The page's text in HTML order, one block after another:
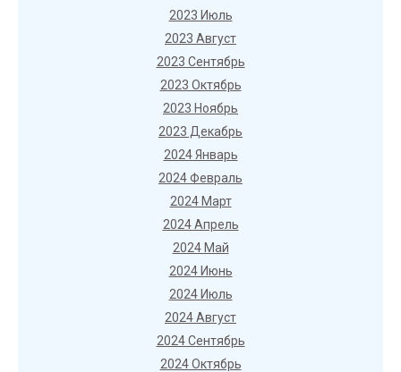
2023 Июль
2023 Август
2023 Сентябрь
2023 Октябрь
2023 Ноябрь
2023 Декабрь
2024 Январь
2024 Февраль
2024 Март
2024 Апрель
2024 Май
2024 Июнь
2024 Июль
2024 Август
2024 Сентябрь
2024 Октябрь